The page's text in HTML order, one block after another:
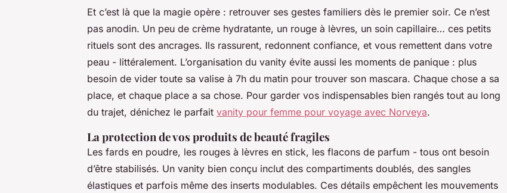
Et c’est là que la magie opère : retrouver ses gestes familiers dès le premier soir. Ce n’est
pas anodin. Un peu de crème hydratante, un rouge à lèvres, un soin capillaire… ces petits
rituels sont des ancrages. Ils rassurent, redonnent confiance, et vous remettent dans votre
peau - littéralement. L’organisation du vanity évite aussi les moments de panique : plus
besoin de vider toute sa valise à 7h du matin pour trouver son mascara. Chaque chose a sa
place, et chaque place a sa chose. Pour garder vos indispensables bien rangés tout au long
du trajet, dénichez le parfait vanity pour femme pour voyage avec Norveya.
La protection de vos produits de beauté fragiles
Les fards en poudre, les rouges à lèvres en stick, les flacons de parfum - tous ont besoin
d’être stabilisés. Un vanity bien conçu inclut des compartiments doublés, des sangles
élastiques et parfois même des inserts modulables. Ces détails empêchent les mouvements